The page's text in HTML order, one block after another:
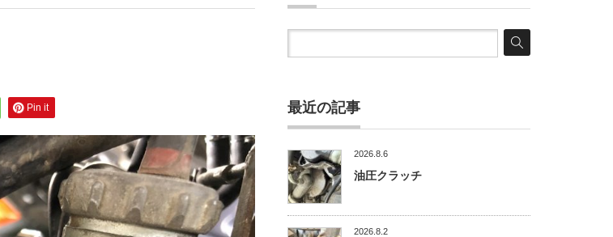
Pin it 最近の記事
2026.8.6
油圧クラッチ
2026.8.2